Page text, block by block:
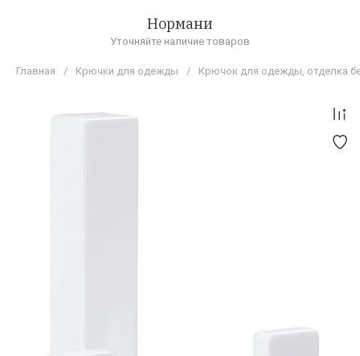
Нормани
Уточняйте наличие товаров
Главная / Крючки для одежды / Крючок для одежды, отделка